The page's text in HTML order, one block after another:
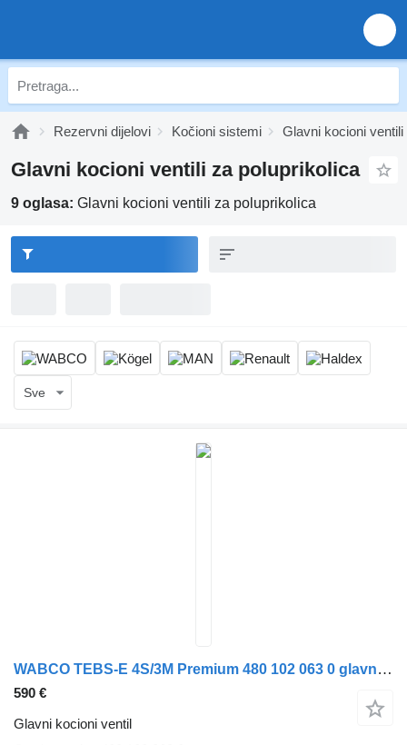
Rezervni dijelovi Kočioni sistemi Glavni kocioni ventili
Glavni kocioni ventili za poluprikolica
9 oglasa: Glavni kocioni ventili za poluprikolica
Sve
WABCO TEBS-E 4S/3M Premium 480 102 063 0 glavni kocioni ventil za WABCO poluprikolica
590 €
Glavni kocioni ventil